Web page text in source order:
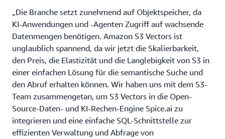
„Die Branche setzt zunehmend auf Objektspeicher, da
KI-Anwendungen und -Agenten Zugriff auf wachsende
Datenmengen benötigen. Amazon S3 Vectors ist
unglaublich spannend, da wir jetzt die Skalierbarkeit,
den Preis, die Elastizität und die Langlebigkeit von S3 in
einer einfachen Lösung für die semantische Suche und
den Abruf erhalten können. Wir haben uns mit dem S3-
Team zusammengetan, um S3 Vectors in die Open-
Source-Daten- und KI-Rechen-Engine Spice.ai zu
integrieren und eine einfache SQL-Schnittstelle zur
effizienten Verwaltung und Abfrage von